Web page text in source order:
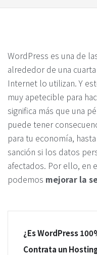
WordPress es una de
alrededor de una
Internet lo utilizan. Y
muy apetecible para
significa más que una
puede tener
para tu economía,
sanción si los datos
afectados. Por ello, en
podemos mejorar la
¿Es WordPress
Contrata un